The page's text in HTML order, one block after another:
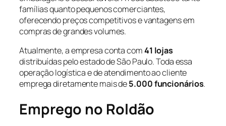
famílias quanto pequenos comerciantes,
oferecendo preços competitivos e vantagens em
compras de grandes volumes.
Atualmente, a empresa conta com41 lojas
distribuídas pelo estado de São Paulo. Toda essa
operação logística e de atendimento ao cliente
emprega diretamente mais de5.000 funcionários.
Emprego no Roldão